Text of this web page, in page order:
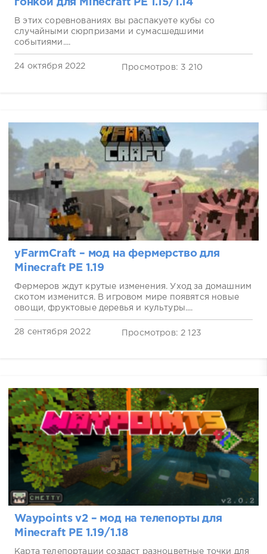
гонкой для Minecraft PE 1.15/1.14
В этих соревнованиях вы распакуете кубы со
случайными сюрпризами и сумасшедшими
событиями....
24 октября 2022 Просмотров: 3 210
yFarmCraft – мод на фермерство для
Minecraft PE 1.19
Фермеров ждут крутые изменения. Уход за домашним
скотом изменится. В игровом мире появятся новые
овощи, фруктовые деревья и культуры....
28 сентября 2022 Просмотров: 2 123
Waypoints v2 – мод на телепорты для
Minecraft PE 1.19/1.18
Карта телепортации создаст разноцветные точки для